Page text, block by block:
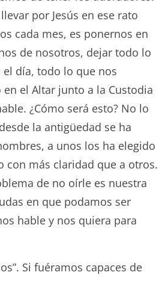
por Jesús en ese rato
cada mes, es ponernos en
de nosotros, dejar todo lo
día, todo lo que nos
el Altar junto a la Custodia
¿Cómo será esto? No lo
la antigüedad se ha
a unos los ha elegido
con más claridad que a otros.
de no oírle es nuestra
en que podamos ser
hable y nos quiera para
Si fuéramos capaces de